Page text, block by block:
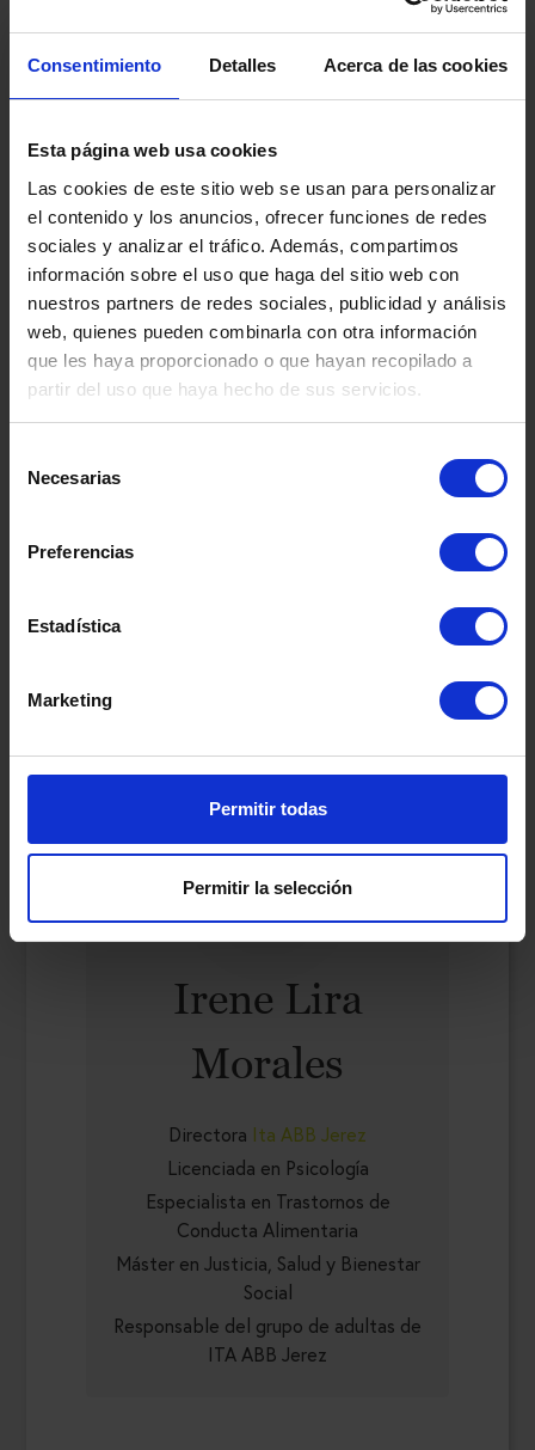
Consentimiento Detalles Acerca de las cookies
Esta página web usa cookies
Las cookies de este sitio web se usan para personalizar
el contenido y los anuncios, ofrecer funciones de redes
sociales y analizar el tráfico. Además, compartimos
información sobre el uso que haga del sitio web con
nuestros partners de redes sociales, publicidad y análisis
web, quienes pueden combinarla con otra información
que les haya proporcionado o que hayan recopilado a
partir del uso que haya hecho de sus servicios.
Necesarias
Preferencias
Estadística
Marketing
Permitir todas
Permitir la selección
tener ciertas conductas y proceder en caso de
posible caso, tratando siempre de empatizar con
la persona y haciendo hincapié en los aspectos
emocionales más que en el conductuales.
En resumen, los beneficios de la detección
precoz en los TCA ayudan a:
Mejorar pronóstico
Reduce duración de la enfermedad
físicas, personales y sociales
Irene Lira
Morales
Directora Ita ABB Jerez
Licenciada en Psicología
Especialista en Trastornos de
Conducta Alimentaria
Máster en Justicia, Salud y Bienestar
Social
Responsable del grupo de adultas de
ITA ABB Jerez